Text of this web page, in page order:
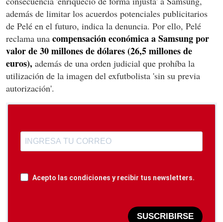
además de limitar los acuerdos potenciales publicitarios
de Pelé en el futuro, indica la denuncia. Por ello, Pelé
reclama una compensación económica a Samsung por
valor de 30 millones de dólares (26,5 millones de
euros), además de una orden judicial que prohíba la
utilización de la imagen del exfutbolista 'sin su previa
autorización'.
Acepto las condiciones y recibir tus newsletters.
SUSCRIBIRSE